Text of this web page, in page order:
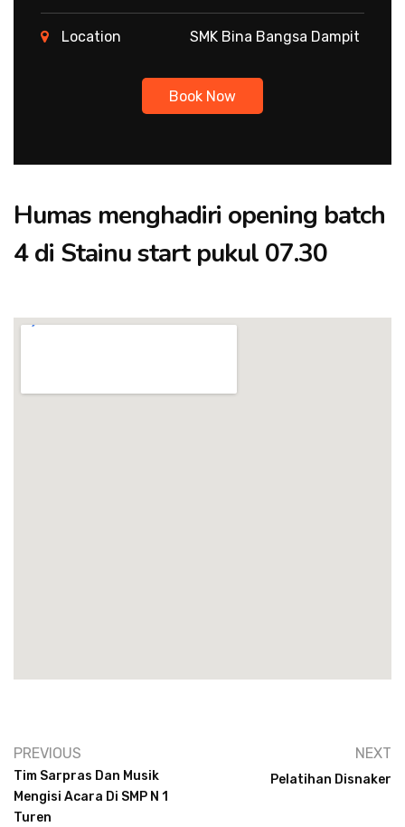
Location SMK Bina Bangsa Dampit
Book Now
Humas menghadiri opening batch
4 di Stainu start pukul 07.30
PREVIOUS
Tim Sarpras Dan Musik
Mengisi Acara Di SMP N 1
Turen
NEXT
Pelatihan Disnaker